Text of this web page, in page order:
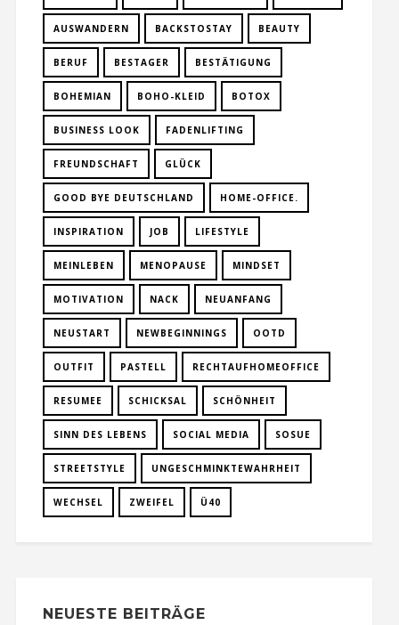
AUSWANDERN BACKSTOSTAY BEAUTY
BERUF BESTAGER BESTÄTIGUNG
BOHEMIAN BOHO-KLEID BOTOX
BUSINESS LOOK FADENLIFTING
FREUNDSCHAFT GLÜCK
GOOD BYE DEUTSCHLAND HOME-OFFICE.
INSPIRATION JOB LIFESTYLE
MEINLEBEN MENOPAUSE MINDSET
MOTIVATION NACK NEUANFANG
NEUSTART NEWBEGINNINGS OOTD
OUTFIT PASTELL RECHTAUFHOMEOFFICE
RESUMEE SCHICKSAL SCHÖNHEIT
SINN DES LEBENS SOCIAL MEDIA SOSUE
STREETSTYLE UNGESCHMINKTEWAHRHEIT
WECHSEL ZWEIFEL Ü40
NEUESTE BEITRÄGE